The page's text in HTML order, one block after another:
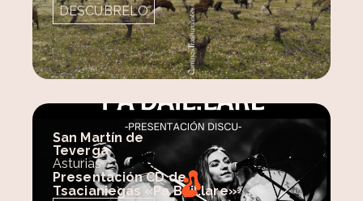
DESCÚBRELO
San Martín de
Teverga
Asturias
Presentación CD de
Tsacianiegas «Pa Bail.lare»